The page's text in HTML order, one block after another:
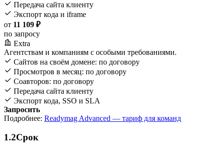
Передача сайта клиенту
Экспорт кода и iframe
от 11 109 ₽
по запросу
Extra
Агентствам и компаниям с особыми требованиями.
Сайтов на своём домене: по договору
Просмотров в месяц: по договору
Соавторов: по договору
Передача сайта клиенту
Экспорт кода, SSO и SLA
Запросить
Подробнее: Readymag Advanced — тариф для команд
1.2Срок